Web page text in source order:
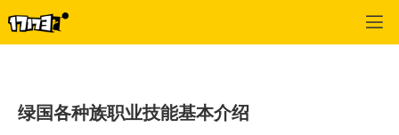
绿国各种族职业技能基本介绍